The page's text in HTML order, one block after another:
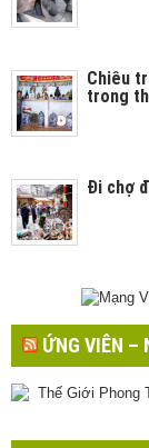
Chiêu
trong
Đi chợ
ỨNG VIÊN –